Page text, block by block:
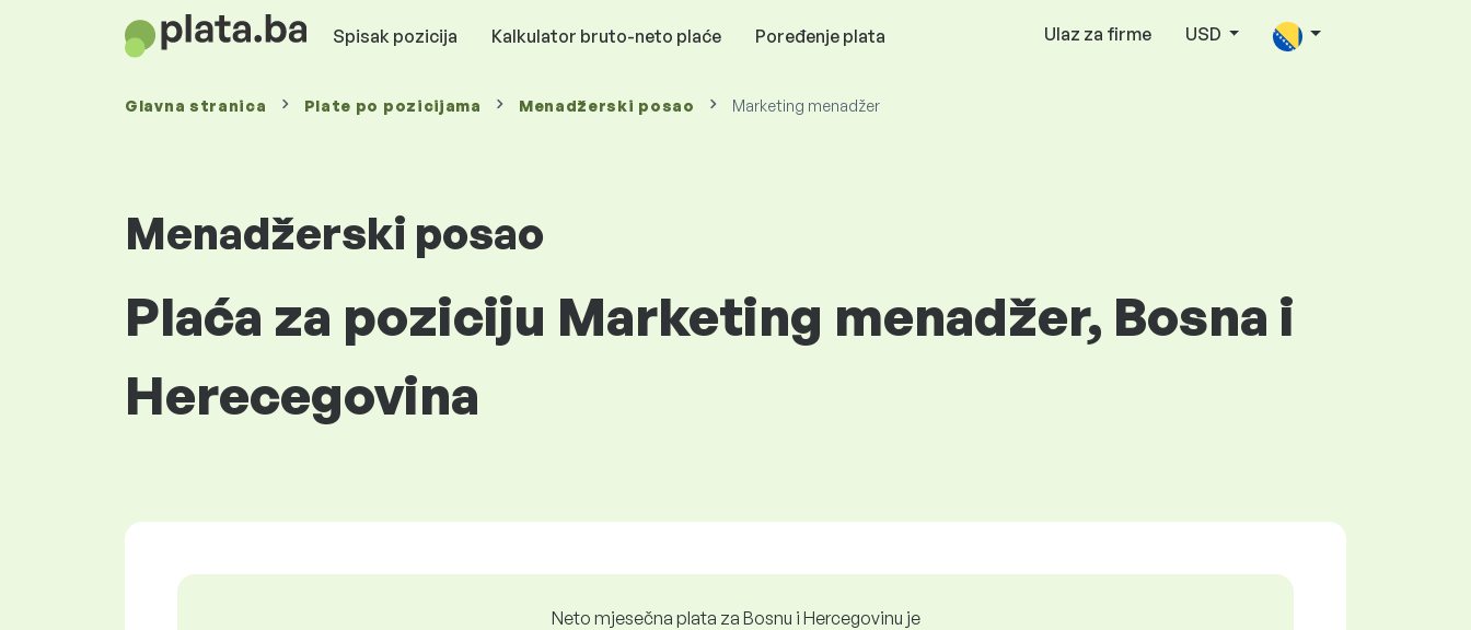
Spisak pozicija Kalkulator bruto-neto plaće Poređenje plata Ulaz za firme USD
Glavna stranica Plate po pozicijama Menadžerski posao Marketing menadžer
Menadžerski posao
Plaća za poziciju Marketing menadžer, Bosna i
Herecegovina
Neto mjesečna plata za Bosnu i Hercegovinu je